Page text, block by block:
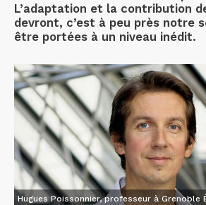
L’adaptation et la contribution
devront, c’est à peu près notre
être portées à un niveau inédit.
Hugues Poissonnier, professeur à Grenoble